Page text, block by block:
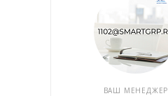
ВАШ МЕНЕДЖЕР